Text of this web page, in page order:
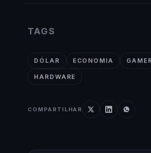
TAGS
DÓLAR ECONOMIA
HARDWARE
COMPARTILHAR